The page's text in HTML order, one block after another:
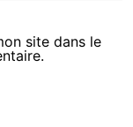
site dans le